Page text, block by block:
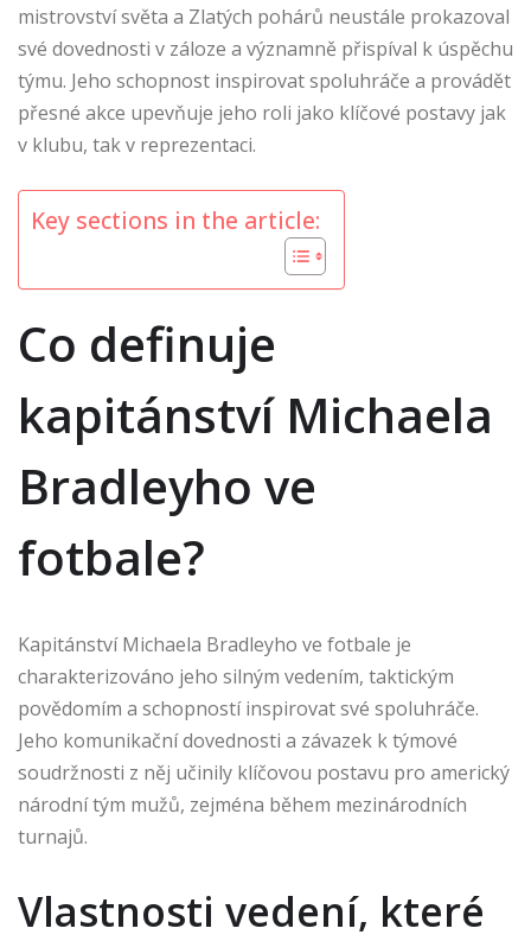
mistrovství světa a Zlatých pohárů neustále prokazoval
své dovednosti v záloze a významně přispíval k úspěchu
týmu. Jeho schopnost inspirovat spoluhráče a provádět
přesné akce upevňuje jeho roli jako klíčové postavy jak
v klubu, tak v reprezentaci.
Key sections in the article:
Co definuje
kapitánství Michaela
Bradleyho ve
fotbale?
Kapitánství Michaela Bradleyho ve fotbale je
charakterizováno jeho silným vedením, taktickým
povědomím a schopností inspirovat své spoluhráče.
Jeho komunikační dovednosti a závazek k týmové
soudržnosti z něj učinily klíčovou postavu pro americký
národní tým mužů, zejména během mezinárodních
turnajů.
Vlastnosti vedení, které